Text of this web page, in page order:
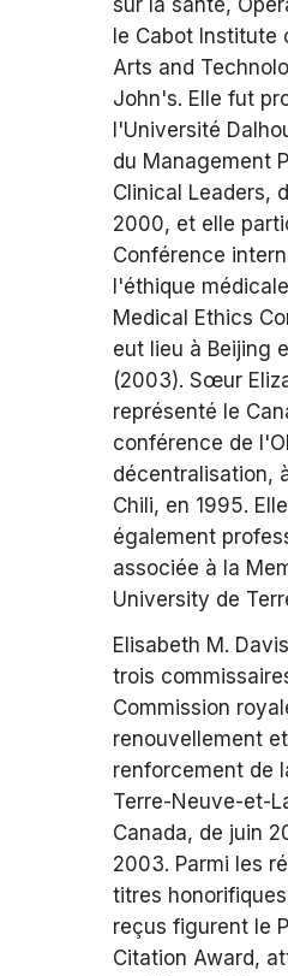
sur la santé,
le Cabot Institute
Arts and
John's. Elle fut
l'Université
du Management
Clinical Leaders,
2000, et elle
Conférence
l'éthique
Medical Ethics
eut lieu à Beijing
(2003). Sœur
représenté le
conférence de
décentralisation,
Chili, en 1995.
également
associée à la
University de
Elisabeth M.
trois
Commission
renouvellement
renforcement de
Terre-Neuve-et-
Canada, de juin
2003. Parmi les
titres
reçus figurent le
Citation Award,